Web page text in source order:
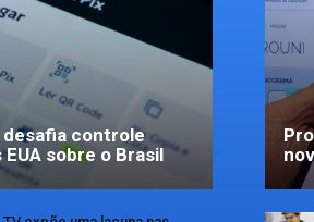
desafia controle
sobre o Brasil